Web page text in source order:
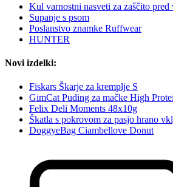
Kul varnostni nasveti za zaščito pred
Supanje s psom
Poslanstvo znamke Ruffwear
HUNTER
Novi izdelki:
Fiskars Škarje za kremplje S
GimCat Puding za mačke High
Felix Deli Moments 48x10g
Škatla s pokrovom za pasjo hrano
DoggyeBag Ciambellove Donut